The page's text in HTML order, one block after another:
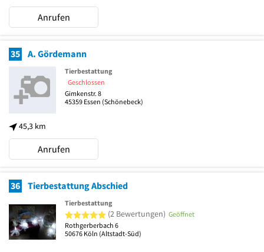
Anrufen
35 A. Gördemann
45,3 km
Tierbestattung
Geschlossen
Gimkenstr. 8
45359 Essen (Schönebeck)
Anrufen
36 Tierbestattung Abschied
Tierbestattung
5 von 5 Sternen
(2 Bewertungen) Geöffnet
Rothgerberbach 6
50676 Köln (Altstadt-Süd)